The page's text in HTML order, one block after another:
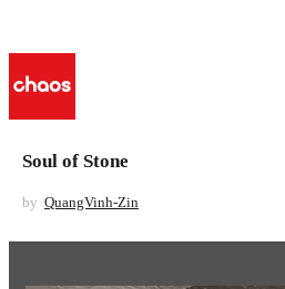
Soul of Stone
by QuangVinh-Zin